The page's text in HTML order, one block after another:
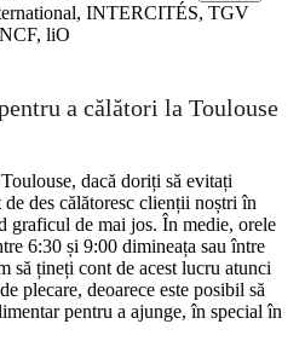
INTERCITÉS, TGV
liO
©CARTO
a călători la Toulouse
dacă doriți să evitați
des călătoresc clienții noștri în
graficul de mai jos. În medie, orele
6:30 și 9:00 dimineața sau între
să țineți cont de acest lucru atunci
plecare, deoarece este posibil să
pentru a ajunge, în special în